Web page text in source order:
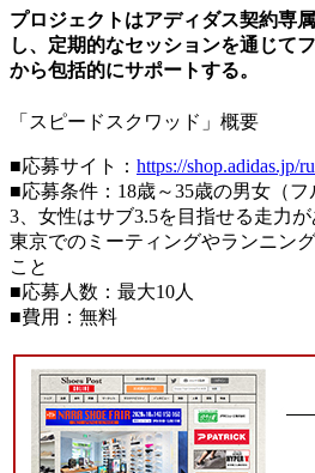
プロジェクトはアディダス契約専
し、定期的なセッションを通じて
から包括的にサポートする。
「スピードスクワッド」概要
■応募サイト： https://shop.adidas.jp/
■応募条件：18歳～35歳の男女（
3、女性はサブ3.5を目指せる走力が
東京でのミーティングやランニン
こと
■応募人数：最大10人
■費用：無料